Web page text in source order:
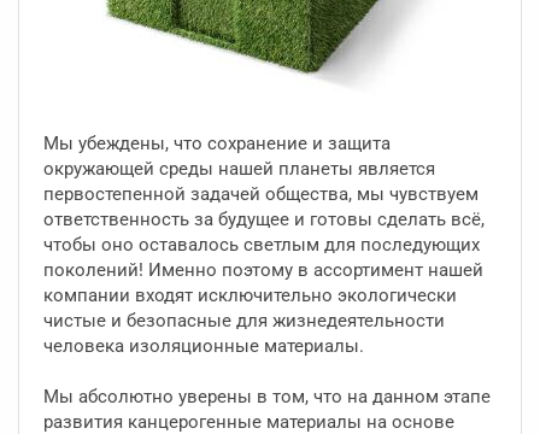
Мы убеждены, что сохранение и защита
окружающей среды нашей планеты является
первостепенной задачей общества, мы чувствуем
ответственность за будущее и готовы сделать всё,
чтобы оно оставалось светлым для последующих
поколений! Именно поэтому в ассортимент нашей
компании входят исключительно экологически
чистые и безопасные для жизнедеятельности
человека изоляционные материалы.
Мы абсолютно уверены в том, что на данном этапе
развития канцерогенные материалы на основе